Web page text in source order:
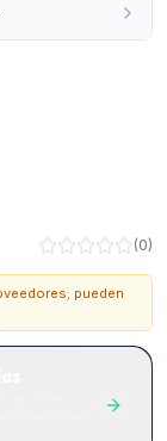
(0)
pueden